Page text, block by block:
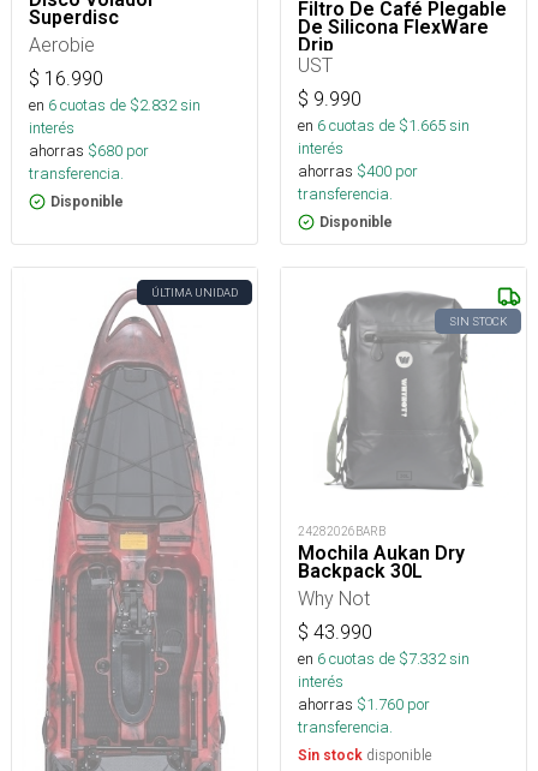
Superdisc
Aerobie
$ 16.990
en 6cuotas de $2.832sin
interés
ahorras $680 por
transferencia.
Disponible
Filtro De Café Plegable
De Silicona FlexWare
Drip
UST
$ 9.990
en 6cuotas de $1.665sin
interés
ahorras $400 por
transferencia.
Disponible
ÚLTIMA UNIDAD
SIN STOCK
24282026BARB
Mochila Aukan Dry
Backpack 30L
Why Not
$ 43.990
en 6cuotas de $7.332sin
interés
ahorras $1.760 por
transferencia.
Sin stock disponible